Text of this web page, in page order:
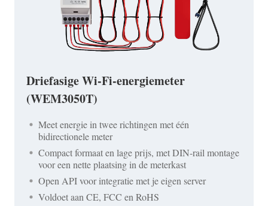
Driefasige Wi-Fi-energiemeter
(WEM3050T)
Meet energie in twee richtingen met één
bidirectionele meter
Compact formaat en lage prijs, met DIN-rail montage
voor een nette plaatsing in de meterkast
Open API voor integratie met je eigen server
Voldoet aan CE, FCC en RoHS